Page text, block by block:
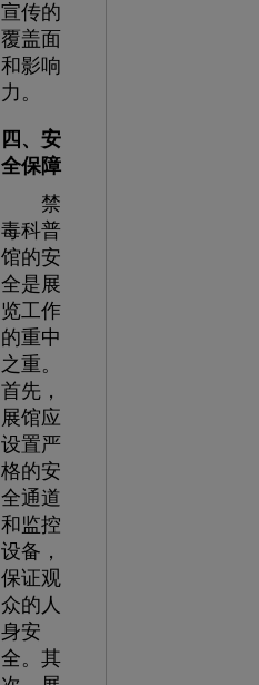
宣传的
覆盖面
和影响
力。
四、安
全保障
禁
毒科普
馆的安
全是展
览工作
的重中
之重。
首先，
展馆应
设置严
格的安
全通道
和监控
设备，
保证观
众的人
身安
全。其